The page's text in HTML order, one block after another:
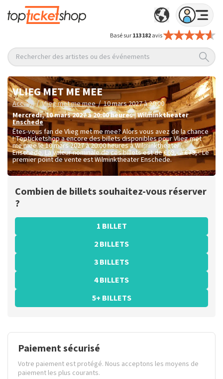
Basé sur113 182avis
Rechercher des artistes ou des événements
VLIEG MET ME MEE
Accueil / Vlieg met me mee / 10 mars 2027 à 20:00
mercredi,10 mars 2027 à 20:00heures|Wilminktheater
Enschede
Êtes-vous fan de Vlieg met me mee? Alors vous avez de la chance
! Topticketshop a encore des billets disponibles pour Vlieg met
me mee le 10 mars 2027 à 20:00 heures à Wilminktheater
Enschede. La valeur nominale de ces billets est de€69,- à €79,-. Le
premier point de vente est Wilminktheater Enschede.
Combien de billets souhaitez-vous réserver
?
1 BILLET
2 BILLETS
3 BILLETS
4 BILLETS
5+ BILLETS
Paiement sécurisé
Votre paiement est protégé. Nous acceptons les moyens de
paiement les plus courants.